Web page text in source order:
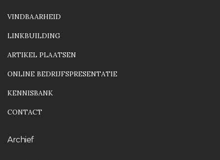
VINDBAARHEID
LINKBUILDING
ARTIKEL PLAATSEN
ONLINE BEDRIJFSPRESENTATIE
KENNISBANK
CONTACT
Archief